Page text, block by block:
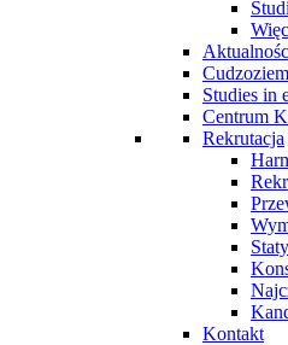
Studies in
Centrum
Rekrutacja
Kontakt